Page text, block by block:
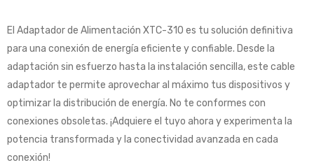
El Adaptador de Alimentación XTC-310 es tu solución definitiva
para una conexión de energía eficiente y confiable. Desde la
adaptación sin esfuerzo hasta la instalación sencilla, este cable
adaptador te permite aprovechar al máximo tus dispositivos y
optimizar la distribución de energía. No te conformes con
conexiones obsoletas. ¡Adquiere el tuyo ahora y experimenta la
potencia transformada y la conectividad avanzada en cada
conexión!